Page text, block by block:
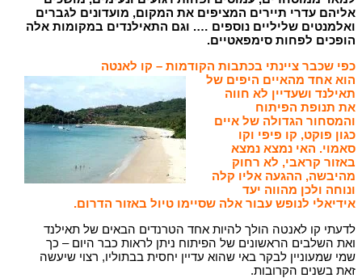
אליהם עדרי תיירים המציפים את המקום, מועדונים לגברים
ואלמנטים שליליים נוספים …. וגם התאילנדים במקומות אלה
הופכים לפחות סימפאטיים.
כפי שכבר ציינתי בכתבות הקודמות – קו לאנטה
הוא אחד מהאיים היפים של
תאילנד ושעדיין לא חווה
את תנופת הפיתוח
והמסחור הגדולה של איים
כגון פוקט, קו פיפי וקו
סאמוי. האי נמצא נמצא
באזור קראבי, לא רחוק
מהיבשה, ההגעה אליו קלה
ונוחה ולכן מהווה יעד
אידיאלי לנופש עבור אלה שסיימו טיול באזור הדרום.
לדעתי קו לאנטה הולך להיות אחד הטרנדים הבאים של תאילנד
ואת השלבים הראשונים של הפיתוח ניתן לראות כבר היום – כך
שמי שמעוניין לבקר באי שהוא עדיין יחסית בבתוליו, רצוי שיעשה
זאת בשנים הקרובות.